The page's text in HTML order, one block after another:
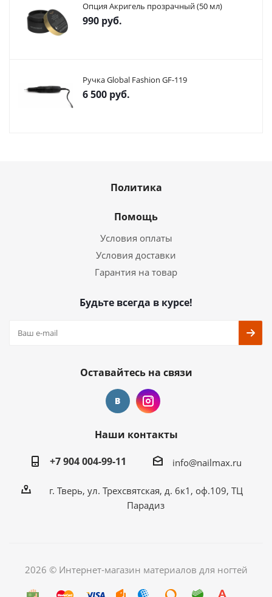
Опция Акригель прозрачный (50 мл)
990 руб.
Ручка Global Fashion GF-119
6 500 руб.
Политика
Помощь
Условия оплаты
Условия доставки
Гарантия на товар
Будьте всегда в курсе!
Оставайтесь на связи
Наши контакты
+7 904 004-99-11
info@nailmax.ru
г. Тверь, ул. Трехсвятская, д. 6к1, оф.109, ТЦ
Парадиз
2026 © Интернет-магазин материалов для ногтей